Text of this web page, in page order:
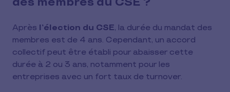
Après l’élection du CSE, la durée du mandat des
membres est de 4 ans. Cependant, un accord
collectif peut être établi pour abaisser cette
durée à 2 ou 3 ans, notamment pour les
entreprises avec un fort taux de turnover.